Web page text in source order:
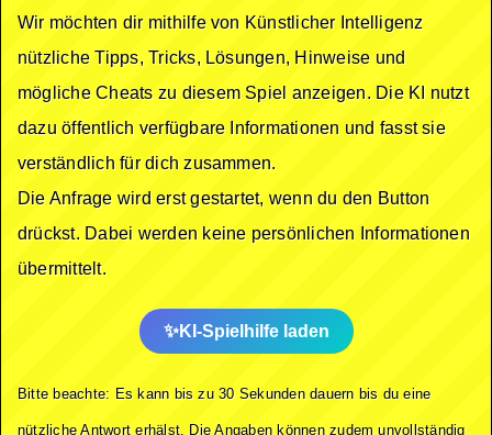
Wir möchten dir mithilfe von Künstlicher Intelligenz
nützliche Tipps, Tricks, Lösungen, Hinweise und
mögliche Cheats zu diesem Spiel anzeigen. Die KI nutzt
dazu öffentlich verfügbare Informationen und fasst sie
verständlich für dich zusammen.
Die Anfrage wird erst gestartet, wenn du den Button
drückst. Dabei werden keine persönlichen Informationen
übermittelt.
KI-Spielhilfe laden
Bitte beachte: Es kann bis zu 30 Sekunden dauern bis du eine
nützliche Antwort erhälst. Die Angaben können zudem unvollständig